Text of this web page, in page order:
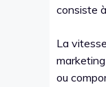
consiste
La
ou